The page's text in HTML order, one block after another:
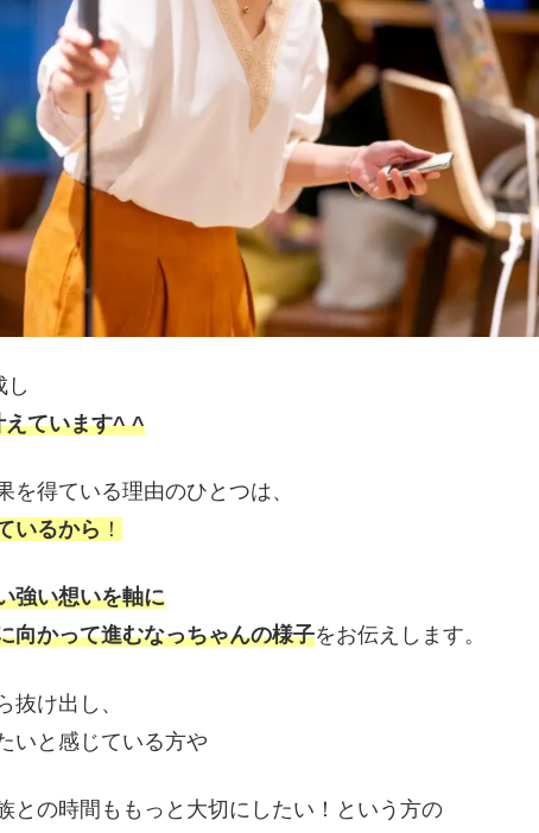
し
えています^ ^
を得ている理由のひとつは、
いるから ！
強い想いを軸に
向かって進むなっちゃんの様子をお伝えします。
抜け出し、
いと感じている方や
との時間ももっと大切にしたい！という方の